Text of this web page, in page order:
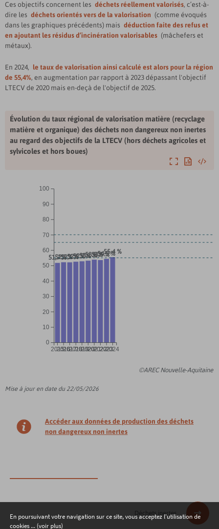
Ces objectifs concernent les déchets réellement valorisés, c’est-à-
dire les déchets orientés vers de la valorisation (comme évoqués
dans les graphiques précédents) mais déduction faite des refus et
en ajoutant les résidus d’incinération valorisables (mâchefers et
métaux).
En 2024, le taux de valorisation ainsi calculé est alors pour la région
de 55,4%, en augmentation par rapport à 2023 dépassant l'objectif
LTECV de 2020 mais en-deçà de l'objectif de 2025.
Évolution du taux régional de valorisation matière (recyclage
matière et organique) des déchets non dangereux non inertes
au regard des objectifs de la LTECV (hors déchets agricoles et
sylvicoles et hors boues)
AgrandirExporter
©AREC Nouvelle-Aquitaine
2015
201620172018201920202021202220232024
0
10
20
30
40
50
60
70
80
90
100
51,7 %
52,1 %
52,1 %
52,5 %
52,7 %
53,1 %
53,8 %
53,5 %
54,3 %
55,4 %
Mise à jour en date du 22/05/2026
Accéder aux données de production des déchets
non dangereux non inertes
Déchets inertes
En poursuivant votre navigation sur ce site, vous acceptez l'utilisation de
cookies ... (voir plus)